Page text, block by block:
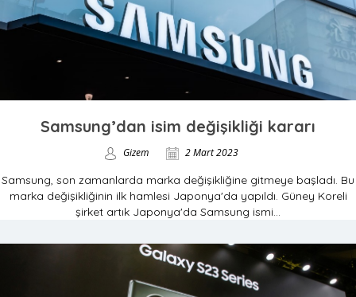
Samsung’dan isim değişikliği kararı
Gizem 2 Mart 2023
Samsung, son zamanlarda marka değişikliğine gitmeye başladı. Bu
marka değişikliğinin ilk hamlesi Japonya'da yapıldı. Güney Koreli
şirket artık Japonya'da Samsung ismi...